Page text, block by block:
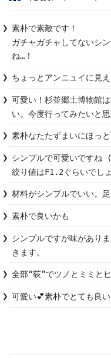
素朴で素敵です！
ガチャガチャしてないシ
ね…！
ちょっとアンニュイに見
可愛い！杉並郷土博物館
い。今度行ってみたいと思
素朴なたたずまいにほっと
シンプルで可愛いです
絞り値はF1.2ぐらいでし
材料がシンプルでいい。
素朴で良いかも
シンプルですが味があり
きます。
全部“荻”でツノとミミと
可愛い💕素朴でとても良い